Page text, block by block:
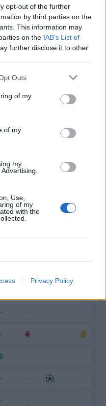
opt-out of the further
by third parties on the
This information may
on the IAB’s List of
further disclose it to other
Outs
of my
of my
my
Use,
of my
with the
Privacy Policy
Entrato 2 - 6%
Infortunato 0 - 0
Scarica